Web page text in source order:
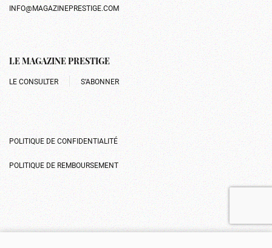
INFO@MAGAZINEPRESTIGE.COM
LE MAGAZINE PRESTIGE
LE CONSULTER S’ABONNER
POLITIQUE DE CONFIDENTIALITÉ
POLITIQUE DE REMBOURSEMENT